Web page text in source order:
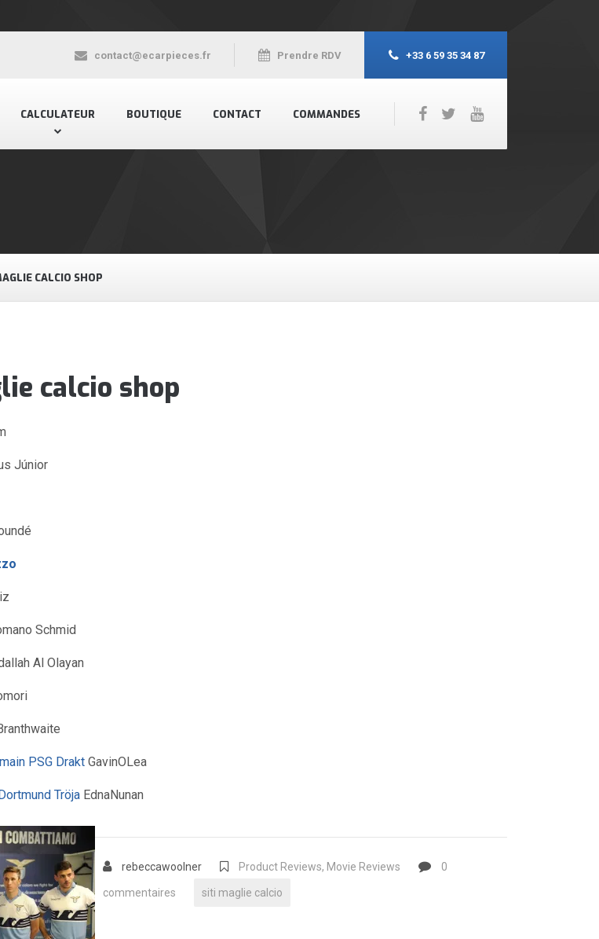
CALCULATEUR BOUTIQUE CONTACT COMMANDES
contact@ecarpieces.fr Prendre RDV +33 6 59 35 34 87
CALCIO SHOP
calcio shop
Júnior
Schmid
Al Olayan
PSG Drakt GavinOLea
Tröja EdnaNunan
rebeccawoolner Product Reviews, Movie Reviews 0
commentaires siti maglie calcio